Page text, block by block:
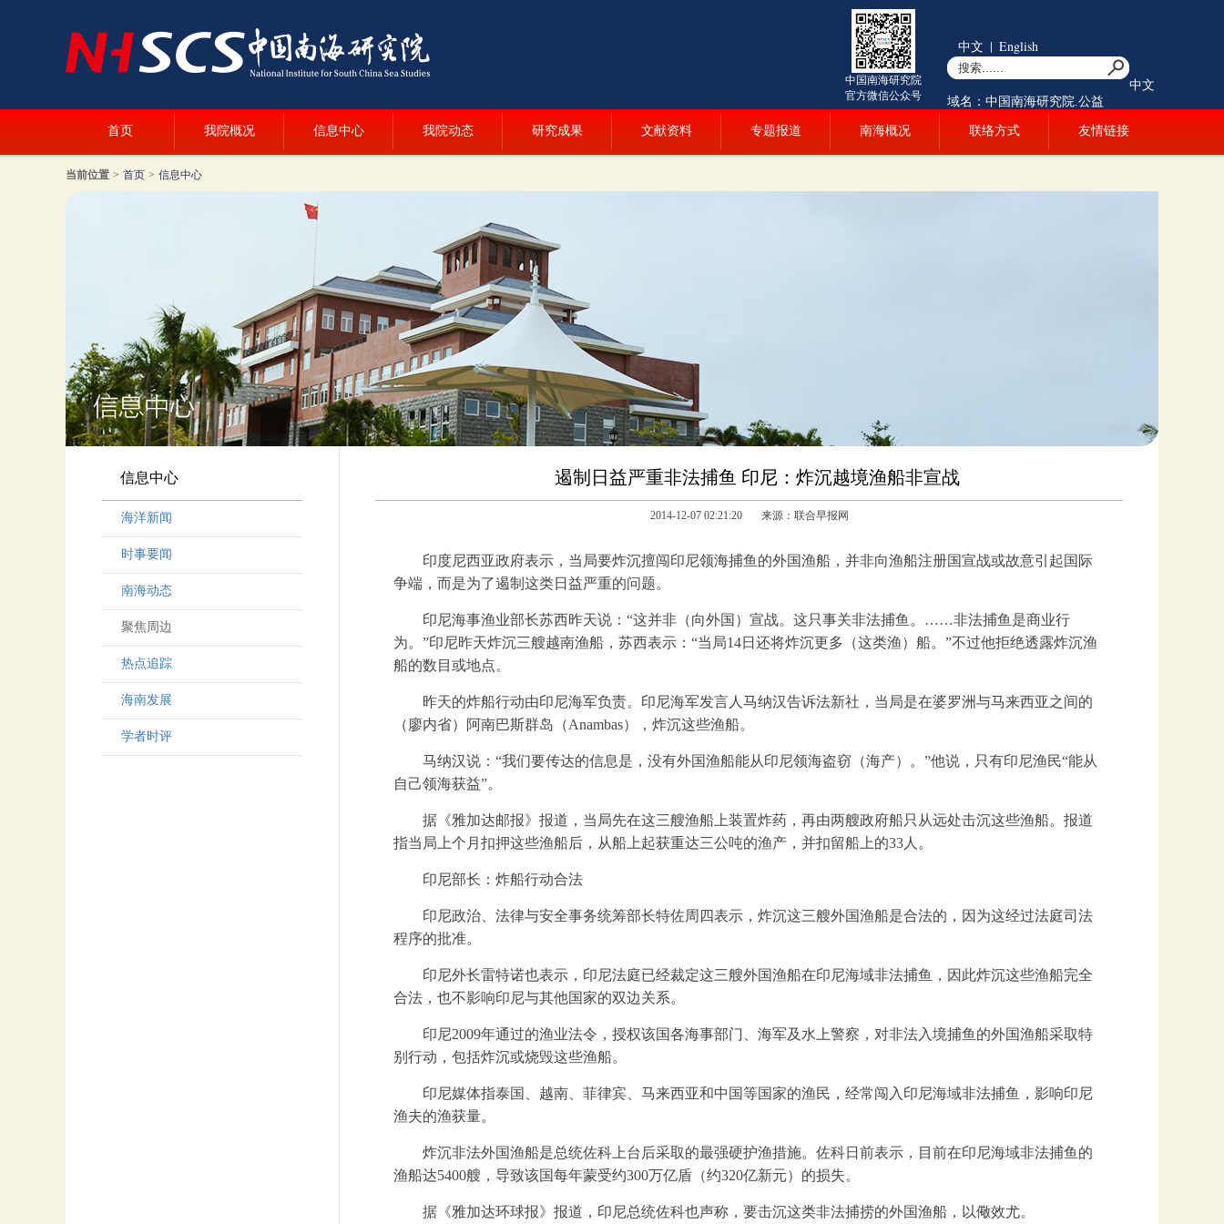
中国南海研究院
官方微信公众号
中文 | English
中文
域名：中国南海研究院.公益
首页 我院概况 信息中心 我院动态 研究成果 文献资料 专题报道 南海概况 联络方式 友情链接
当前位置 > 首页 > 信息中心
信息中心
海洋新闻
时事要闻
南海动态
聚焦周边
热点追踪
海南发展
学者时评
遏制日益严重非法捕鱼 印尼：炸沉越境渔船非宣战
2014-12-07 02:21:20 来源：联合早报网
印度尼西亚政府表示，当局要炸沉擅闯印尼领海捕鱼的外国渔船，并非向渔船注册国宣战或故意引起国际
争端，而是为了遏制这类日益严重的问题。
印尼海事渔业部长苏西昨天说：“这并非（向外国）宣战。这只事关非法捕鱼。……非法捕鱼是商业行
为。”印尼昨天炸沉三艘越南渔船，苏西表示：“当局14日还将炸沉更多（这类渔）船。”不过他拒绝透露炸沉渔
船的数目或地点。
昨天的炸船行动由印尼海军负责。印尼海军发言人马纳汉告诉法新社，当局是在婆罗洲与马来西亚之间的
（廖内省）阿南巴斯群岛（Anambas），炸沉这些渔船。
马纳汉说：“我们要传达的信息是，没有外国渔船能从印尼领海盗窃（海产）。”他说，只有印尼渔民“能从
自己领海获益”。
据《雅加达邮报》报道，当局先在这三艘渔船上装置炸药，再由两艘政府船只从远处击沉这些渔船。报道
指当局上个月扣押这些渔船后，从船上起获重达三公吨的渔产，并扣留船上的33人。
印尼部长：炸船行动合法
印尼政治、法律与安全事务统筹部长特佐周四表示，炸沉这三艘外国渔船是合法的，因为这经过法庭司法
程序的批准。
印尼外长雷特诺也表示，印尼法庭已经裁定这三艘外国渔船在印尼海域非法捕鱼，因此炸沉这些渔船完全
合法，也不影响印尼与其他国家的双边关系。
印尼2009年通过的渔业法令，授权该国各海事部门、海军及水上警察，对非法入境捕鱼的外国渔船采取特
别行动，包括炸沉或烧毁这些渔船。
印尼媒体指泰国、越南、菲律宾、马来西亚和中国等国家的渔民，经常闯入印尼海域非法捕鱼，影响印尼
渔夫的渔获量。
炸沉非法外国渔船是总统佐科上台后采取的最强硬护渔措施。佐科日前表示，目前在印尼海域非法捕鱼的
渔船达5400艘，导致该国每年蒙受约300万亿盾（约320亿新元）的损失。
据《雅加达环球报》报道，印尼总统佐科也声称，要击沉这类非法捕捞的外国渔船，以儆效尤。